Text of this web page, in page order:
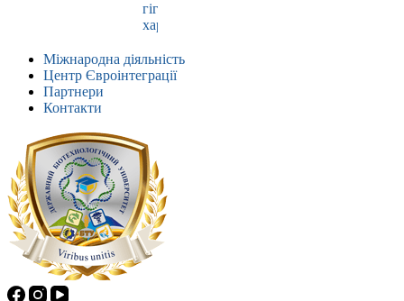
гігієни
харчування
Міжнародна діяльність
Центр Євроінтеграції
Партнери
Контакти